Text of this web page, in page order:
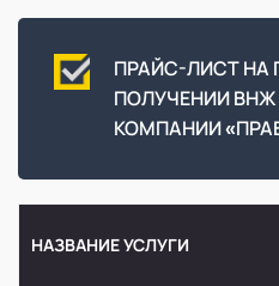
ПРАЙС-ЛИСТ
ПОЛУЧЕНИИ
КОМПАНИИ
НАЗВАНИЕ УСЛУГИ